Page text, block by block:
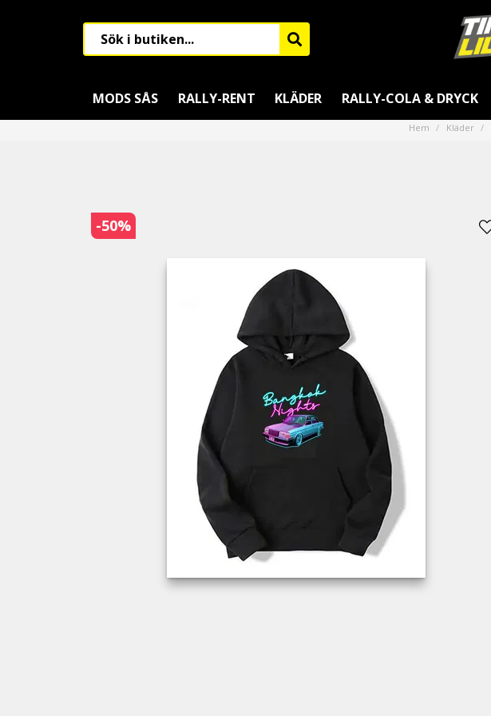
MODS SÅS RALLY-RENT KLÄDER RALLY-COLA & DRYCK
Hem Kläder
-50%